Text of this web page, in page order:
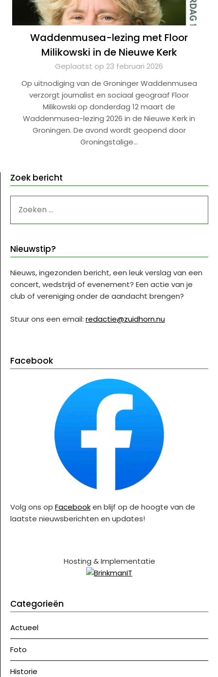
Waddenmusea-lezing met Floor
Milikowski in de Nieuwe Kerk
Geplaatst op 23 februari 2026
Op uitnodiging van de Groninger Waddenmusea
verzorgt journalist en sociaal geograaf Floor
Milikowski op donderdag 12 maart de
Waddenmusea-lezing 2026 in de Nieuwe Kerk in
Groningen. De avond wordt geopend door
Groningstalige…
Zoek bericht
NAAR:
Nieuwstip?
Nieuws, ingezonden bericht, een leuk verslag van een
concert, wedstrijd of evenement? Een actie van je
club of vereniging onder de aandacht brengen?
Stuur ons een email: redactie@zuidhorn.nu
Facebook
Volg ons op Facebooken blijf op de hoogte van de
laatste nieuwsberichten en updates!
Hosting & Implementatie
Categorieën
Actueel
Foto
Historie